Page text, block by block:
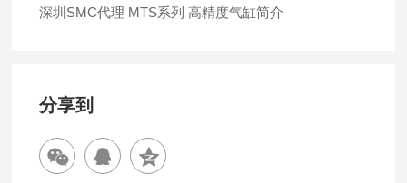
深圳SMC代理 MTS系列 高精度气缸简介
分享到